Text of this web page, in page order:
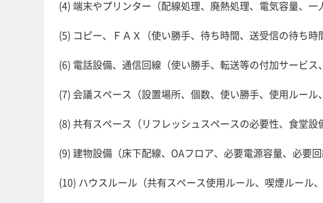
(4) 端末やプリンター（配線処理、廃熱処理、電気容量、一
(5) コピー、ＦＡＸ（使い勝手、待ち時間、送受信の待ち時
(6) 電話設備、通信回線（使い勝手、転送等の付加サービス
(7) 会議スペース（設置場所、個数、使い勝手、使用ルール
(8) 共有スペース（リフレッシュスペースの必要性、食堂設
(9) 建物設備（床下配線、OAフロア、必要電源容量、必要
(10) ハウスルール（共有スペース使用ルール、喫煙ルール